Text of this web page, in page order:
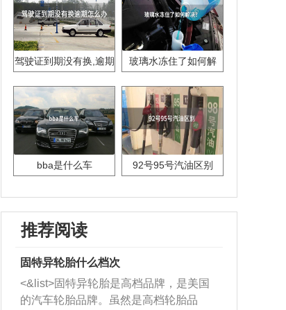
驾驶证到期没有换,逾期
玻璃水冻住了如何解
bba是什么车 92号95号汽油区别
推荐阅读
固特异轮胎什么档次
<&list>固特异轮胎是高档品牌，是美国
的汽车轮胎品牌。虽然是高档轮胎品